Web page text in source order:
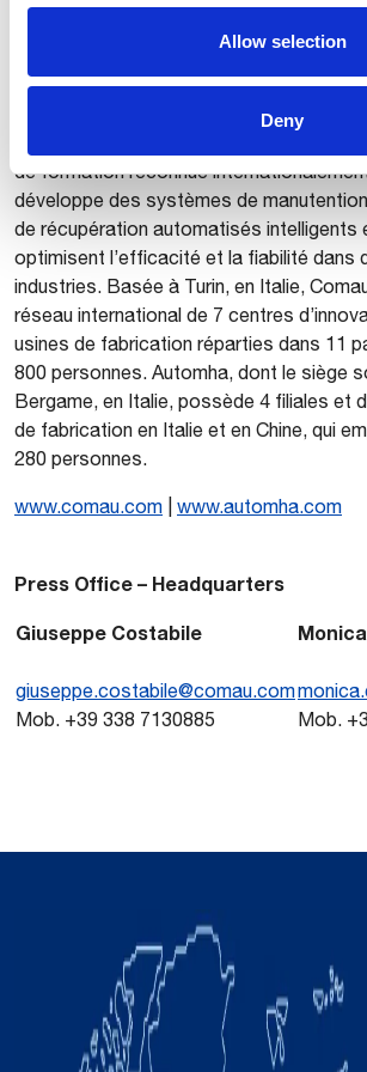
Allow selection
Deny
l’agroalimentaire, la logistique, la
renouvelables. Comau propose
de formation reconnue
développe des systèmes de
de récupération automatisés intelligents
optimisent l’efficacité et la fiabilité dans
industries. Basée à Turin, en Italie,
réseau international de 7 centres
usines de fabrication réparties dans 11
800 personnes. Automha, dont le siège
Bergame, en Italie, possède 4 filiales et
de fabrication en Italie et en Chine, qui
280 personnes.
www.comau.com www.automha.com
Press Office – Headquarters
Giuseppe Costabile
giuseppe.costabile@comau.com
Mob. +39 338 7130885
Mob.